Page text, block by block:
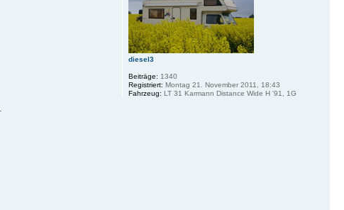
diesel3
Beiträge: 1340
Registriert: Montag 21. November 2011, 18:43
Fahrzeug: LT 31 Karmann Distance Wide H '91, 1G